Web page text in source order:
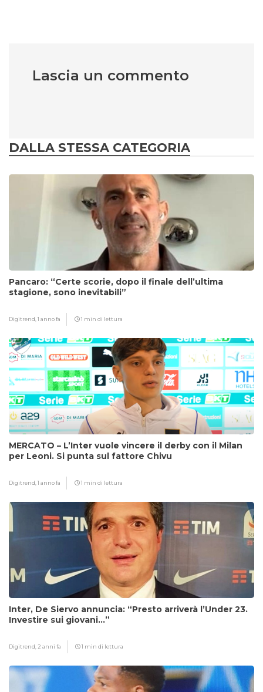
Lascia un commento
DALLA STESSA CATEGORIA
Pancaro: “Certe scorie, dopo il finale dell’ultima
stagione, sono inevitabili”
Digitrend,1 anno fa 1 min di lettura
MERCATO – L’Inter vuole vincere il derby con il Milan
per Leoni. Si punta sul fattore Chivu
Digitrend,1 anno fa 1 min di lettura
Inter, De Siervo annuncia: “Presto arriverà l’Under 23.
Investire sui giovani…”
Digitrend, 2 anni fa 1 min di lettura